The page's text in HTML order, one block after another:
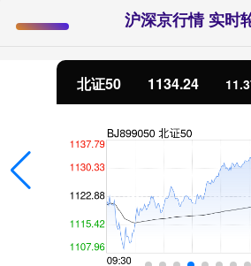
沪深京行情 实时
北证50 1134.24